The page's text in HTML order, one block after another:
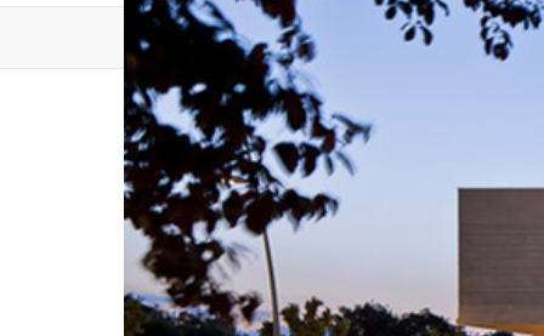
ACCUEIL SPECTACLES ACTIVITÉS